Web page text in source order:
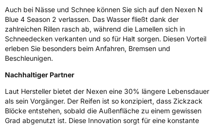
3PMSF / Schneeflockensymbol / Alpine-SymbolJa
Eisgrip Nein
EPREL ID2520331
Allgemeine Produktsicherheit (GPSR)
Herstellerkontakt NEXEN TIRE EUROPE s.r.o., Lise-Meitner-
Strasse 1 65779 Kelkheim Deutschland,
marketing.nte@nexentire.com
Auch bei Nässe und Schnee können Sie sich auf den Nexen N
Blue 4 Season 2 verlassen. Das Wasser fließt dank der
zahlreichen Rillen rasch ab, während die Lamellen sich in
Schneedecken verkanten und so für Halt sorgen. Diesen Vorteil
erleben Sie besonders beim Anfahren, Bremsen und
Beschleunigen.
Nachhaltiger Partner
Laut Hersteller bietet der Nexen eine 30% längere Lebensdauer
als sein Vorgänger. Der Reifen ist so konzipiert, dass Zickzack
Blöcke entstehen, sobald die Außenfläche zu einem gewissen
Grad abgenutzt ist. Diese Innovation sorgt für eine konstante